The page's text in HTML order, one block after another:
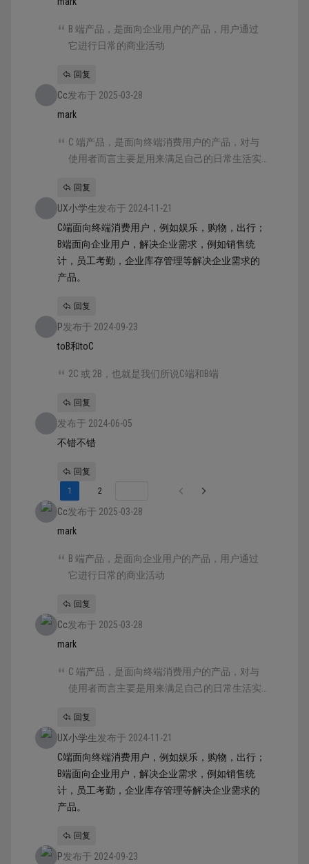
B 端产品，是面向企业用户的产品，用户通过
它进行日常的商业活动
回复
Cc发布于 2025-03-28
mark
C 端产品，是面向终端消费用户的产品，对与
使用者而言主要是用来满足自己的日常生活实
回复
UX小学生发布于 2024-11-21
C端面向终端消费用户，例如娱乐，购物，出行；
B端面向企业用户，解决企业需求，例如销售统
计，员工考勤，企业库存管理等解决企业需求的
产品。
回复
P发布于 2024-09-23
toB和toC
2C 或 2B，也就是我们所说C端和B端
回复
发布于 2024-06-05
不错不错
回复
1
2
Cc发布于 2025-03-28
mark
B 端产品，是面向企业用户的产品，用户通过
它进行日常的商业活动
回复
Cc发布于 2025-03-28
mark
C 端产品，是面向终端消费用户的产品，对与
使用者而言主要是用来满足自己的日常生活实
回复
UX小学生发布于 2024-11-21
C端面向终端消费用户，例如娱乐，购物，出行；
B端面向企业用户，解决企业需求，例如销售统
计，员工考勤，企业库存管理等解决企业需求的
产品。
回复
P发布于 2024-09-23